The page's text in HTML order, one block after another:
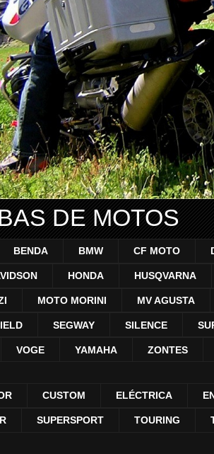
DE MOTOS
BENDA BMW CF MOTO
HONDA HUSQVARNA
MOTO MORINI MV AGUSTA
SEGWAY SILENCE
VOGE YAMAHA ZONTES
CUSTOM ELÉCTRICA
SUPERSPORT TOURING